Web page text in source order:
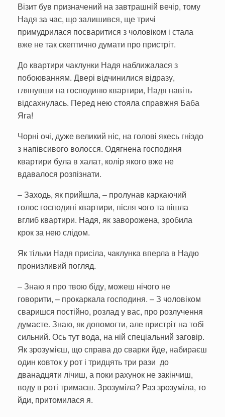
Візит був призначений на завтрашній вечір, тому
Надя за час, що залишився, ще тричі
примудрилася посваритися з чоловіком і стала
вже не так скептично думати про пристріт.
До квартири чаклунки Надя наближалася з
побоюванням. Двері відчинилися відразу,
глянувши на господиню квартири, Надя навіть
відсахнулась. Перед нею стояла справжня Баба
Яга!
Чорні очі, дуже великий ніс, на голові якесь гніздо
з напівсивого волосся. Одягнена господиня
квартири була в халат, колір якого вже не
вдавалося розпізнати.
– Заходь, як прийшла, – пролунав каркаючий
голос господині квартири, після чого та пішла
вглиб квартири. Надя, як заворожена, зробила
крок за нею слідом.
Як тільки Надя присіла, чаклунка вперла в Надю
пронизливий погляд.
– Знаю я про твою біду, можеш нічого не
говорити, – прокаркала господиня. – З чоловіком
сваришся постійно, розлад у вас, про розлучення
думаєте. Знаю, як допомогти, але пристріт на тобі
сильний. Ось тут вода, на ній спеціальний заговір.
Як зрозумієш, що справа до сварки йде, набираєш
один ковток у рот і тридцять три рази до
дванадцяти лічиш, а поки рахунок не закінчиш,
воду в роті тримаєш. Зрозуміла? Раз зрозуміла, то
йди, притомилася я.